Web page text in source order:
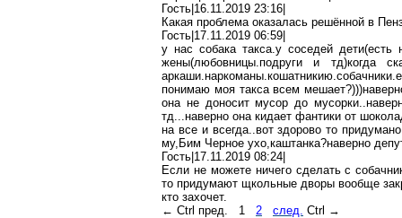
Гость|16.11.2019 23:16|
Какая проблема оказалась решённой в
Гость|17.11.2019 06:59|
у нас собака такса.усоседей дети(есть
жены(любовницы.подруги и тд)когда
понимаю моя такса всем
она не доносит мусор до
тд...наверно она кидает фантики от
на все и всегда..вотздорово то
му,Бим Черное ухо,каштанка?наверно
Гость|17.11.2019 08:24|
Если не можете ничего сделать с
то придумают щкольные дворы вообще
кто захочет.
← Ctrl пред. 1 2 след. Ctrl →